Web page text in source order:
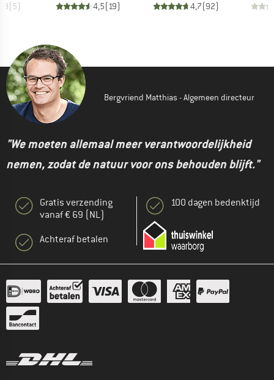
(5)
4,5(19)
4,7(92)
Bergvriend Matthias - Algemeen directeur
"We moeten allemaal meer verantwoordelijkheid
nemen, zodat de natuur voor ons behouden blijft."
Gratis verzending
vanaf € 69 (NL)
Achteraf betalen
100 dagen bedenktijd